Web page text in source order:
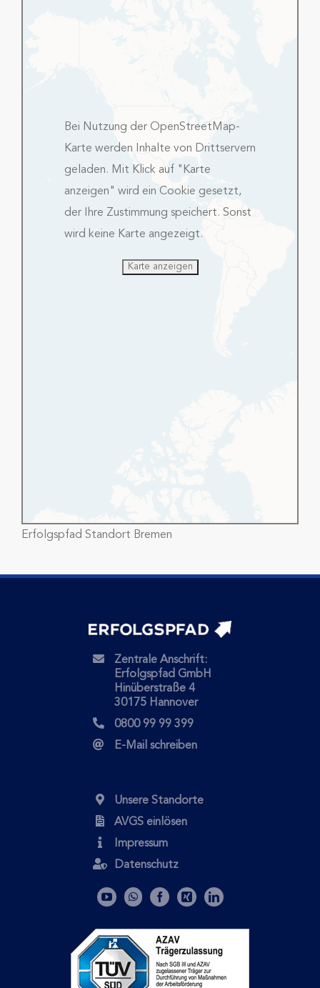
Bei Nutzung der OpenStreetMap-
Karte werden Inhalte von Drittservern
geladen. Mit Klick auf "Karte
anzeigen" wird ein Cookie gesetzt,
der Ihre Zustimmung speichert. Sonst
wird keine Karte angezeigt.
Erfolgspfad Standort Bremen
Zentrale Anschrift:
Erfolgspfad GmbH
Hinüberstraße 4
30175 Hannover
0800 99 99 399
E-Mail schreiben
Unsere Standorte
AVGS einlösen
Impressum
Datenschutz